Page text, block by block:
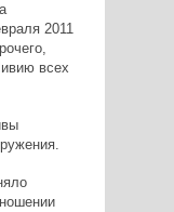
2011
всех